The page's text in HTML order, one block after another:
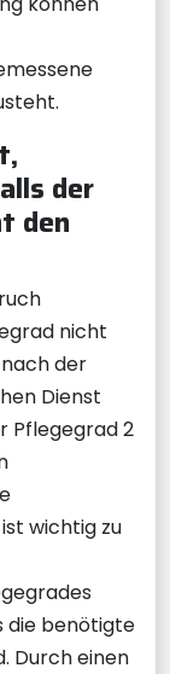
der
den
nicht
der
Dienst
Pflegegrad 2
wichtig zu
die benötigte
Durch einen